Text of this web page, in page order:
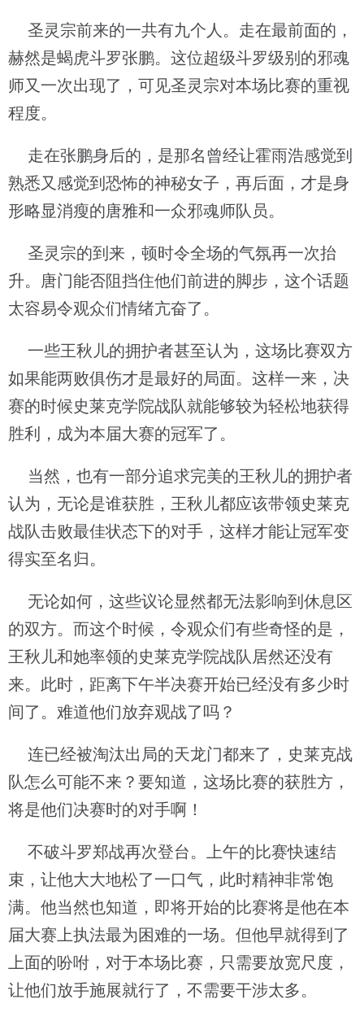
圣灵宗前来的一共有九个人。走在最前面的，
赫然是蝎虎斗罗张鹏。这位超级斗罗级别的邪魂
师又一次出现了，可见圣灵宗对本场比赛的重视
程度。
走在张鹏身后的，是那名曾经让霍雨浩感觉到
熟悉又感觉到恐怖的神秘女子，再后面，才是身
形略显消瘦的唐雅和一众邪魂师队员。
圣灵宗的到来，顿时令全场的气氛再一次抬
升。唐门能否阻挡住他们前进的脚步，这个话题
太容易令观众们情绪亢奋了。
一些王秋儿的拥护者甚至认为，这场比赛双方
如果能两败俱伤才是最好的局面。这样一来，决
赛的时候史莱克学院战队就能够较为轻松地获得
胜利，成为本届大赛的冠军了。
当然，也有一部分追求完美的王秋儿的拥护者
认为，无论是谁获胜，王秋儿都应该带领史莱克
战队击败最佳状态下的对手，这样才能让冠军变
得实至名归。
无论如何，这些议论显然都无法影响到休息区
的双方。而这个时候，令观众们有些奇怪的是，
王秋儿和她率领的史莱克学院战队居然还没有
来。此时，距离下午半决赛开始已经没有多少时
间了。难道他们放弃观战了吗？
连已经被淘汰出局的天龙门都来了，史莱克战
队怎么可能不来？要知道，这场比赛的获胜方，
将是他们决赛时的对手啊！
不破斗罗郑战再次登台。上午的比赛快速结
束，让他大大地松了一口气，此时精神非常饱
满。他当然也知道，即将开始的比赛将是他在本
届大赛上执法最为困难的一场。但他早就得到了
上面的吩咐，对于本场比赛，只需要放宽尺度，
让他们放手施展就行了，不需要干涉太多。